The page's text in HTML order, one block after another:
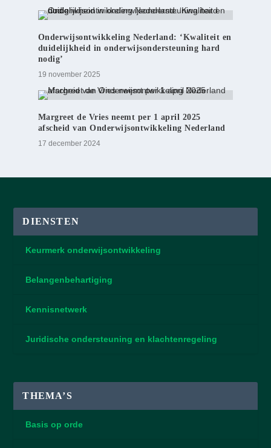
Onderwijsontwikkeling Nederland: ‘Kwaliteit en
duidelijkheid in onderwijsondersteuning hard
nodig’
19 november 2025
Margreet de Vries neemt per 1 april 2025
afscheid van Onderwijsontwikkeling Nederland
17 december 2024
DIENSTEN
Keurmerk onderwijsontwikkeling
Belangenbehartiging
Kennisnetwerk
Juridische ondersteuning en klachtenregeling
THEMA’S
Basis op orde